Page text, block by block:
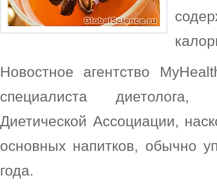
Новостное агентство
специалиста диетолога,
Диетической Ассоциации,
основных напитков, обычно
года.